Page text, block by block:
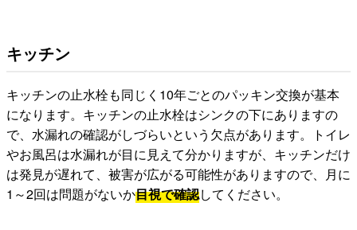
キッチン
キッチンの止水栓も同じく10年ごとのパッキン交換が基本
になります。キッチンの止水栓はシンクの下にありますの
で、水漏れの確認がしづらいという欠点があります。トイレ
やお風呂は水漏れが目に見えて分かりますが、キッチンだけ
は発見が遅れて、被害が広がる可能性がありますので、月に
1～2回は問題がないか目視で確認してください。